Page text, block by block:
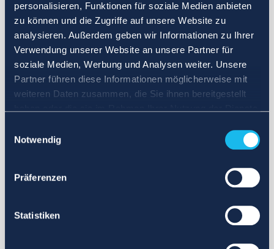
personalisieren, Funktionen für soziale Medien anbieten
zu können und die Zugriffe auf unsere Website zu
analysieren. Außerdem geben wir Informationen zu Ihrer
Verwendung unserer Website an unsere Partner für
soziale Medien, Werbung und Analysen weiter. Unsere
Partner führen diese Informationen möglicherweise mit
weiteren Daten zusammen, die Sie ihnen bereitgestellt
Notwendig
Präferenzen
Statistiken